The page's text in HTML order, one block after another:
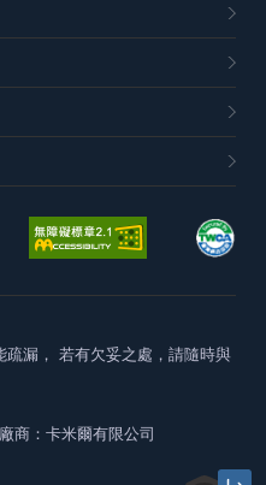
疏漏， 若有欠妥之處，請隨時與
商：卡米爾有限公司